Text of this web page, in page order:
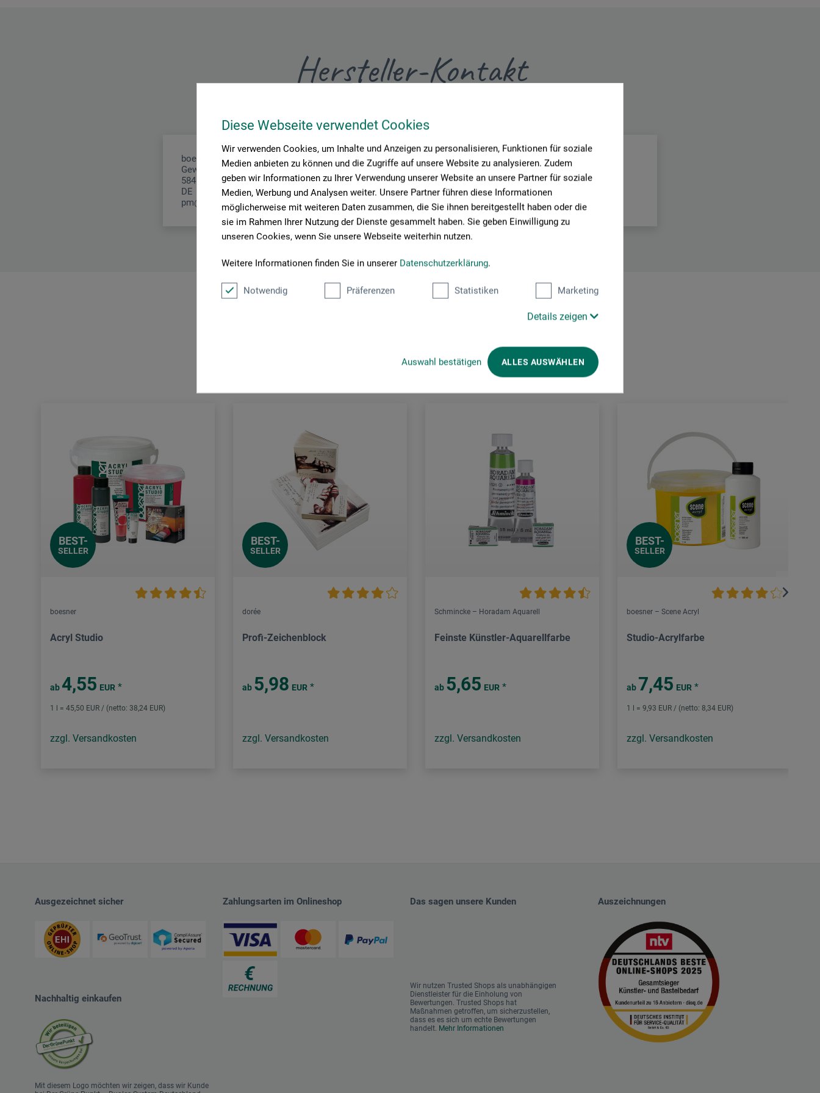
Diese Webseite verwendet Cookies
Wir verwenden Cookies, um Inhalte und Anzeigen zu personalisieren, Funktionen für soziale
Medien anbieten zu können und die Zugriffe auf unsere Website zu analysieren. Zudem
geben wir Informationen zu Ihrer Verwendung unserer Website an unsere Partner für soziale
Medien, Werbung und Analysen weiter. Unsere Partner führen diese Informationen
möglicherweise mit weiteren Daten zusammen, die Sie ihnen bereitgestellt haben oder die
sie im Rahmen Ihrer Nutzung der Dienste gesammelt haben. Sie geben Einwilligung zu
unseren Cookies, wenn Sie unsere Webseite weiterhin nutzen.
Weitere Informationen finden Sie in unserer Datenschutzerklärung.
Notwendig Präferenzen Statistiken Marketing
Details zeigen
Auswahl bestätigen ALLES AUSWÄHLEN
Hersteller-Kontakt
boesner GmbH holding + innovations
Gewerkenstr. 2
58456 Witten
DE
pm@boesner.com
Kunden kauften auch
BEST-
SELLER
boesner
Acryl Studio
ab 4,55 EUR *
1 l = 45,50 EUR / (netto: 38,24 EUR)
zzgl. Versandkosten
BEST-
SELLER
dorée
Profi-Zeichenblock
ab 5,98 EUR *
zzgl. Versandkosten
Schmincke – Horadam Aquarell
Feinste Künstler-Aquarellfarbe
ab 5,65 EUR *
zzgl. Versandkosten
BEST-
SELLER
boesner – Scene Acryl
Studio-Acrylfarbe
ab 7,45 EUR *
1 l = 9,93 EUR / (netto: 8,34 EUR)
zzgl. Versandkosten
Ausgezeichnet sicher
Nachhaltig einkaufen
Mit diesem Logo möchten wir zeigen, dass wir Kunde
Zahlungsarten im Onlineshop Das sagen unsere Kunden
Wir nutzen Trusted Shops als unabhängigen
Dienstleister für die Einholung von
Bewertungen. Trusted Shops hat
Maßnahmen getroffen, um sicherzustellen,
dass es es sich um echte Bewertungen
handelt. Mehr Informationen
Auszeichnungen